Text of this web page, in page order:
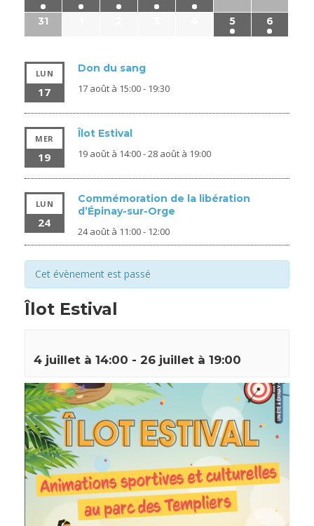
31
5 6
LUN
17
Don du sang
17 août à 15:00- 19:30
MER
19
Îlot Estival
19 août à 14:00-28 août à 19:00
LUN
24
Commémoration de la libération
d’Épinay-sur-Orge
24 août à 11:00- 12:00
Cet évènement est passé
Îlot Estival
4 juillet à 14:00 - 26 juillet à 19:00